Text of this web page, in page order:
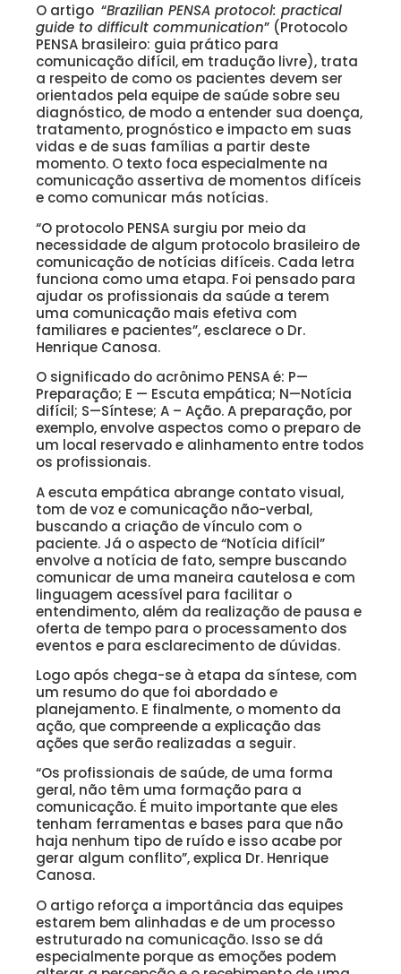
O artigo “Brazilian PENSA protocol: practical
guide to difficult communication” (Protocolo
PENSA brasileiro: guia prático para
comunicação difícil, em tradução livre), trata
a respeito de como os pacientes devem ser
orientados pela equipe de saúde sobre seu
diagnóstico, de modo a entender sua doença,
tratamento, prognóstico e impacto em suas
vidas e de suas famílias a partir deste
momento. O texto foca especialmente na
comunicação assertiva de momentos difíceis
e como comunicar más notícias.
“O protocolo PENSA surgiu por meio da
necessidade de algum protocolo brasileiro de
comunicação de notícias difíceis. Cada letra
funciona como uma etapa. Foi pensado para
ajudar os profissionais da saúde a terem
uma comunicação mais efetiva com
familiares e pacientes”, esclarece o Dr.
Henrique Canosa.
O significado do acrônimo PENSA é: P—
Preparação; E — Escuta empática; N—Notícia
difícil; S—Síntese; A – Ação. A preparação, por
exemplo, envolve aspectos como o preparo de
um local reservado e alinhamento entre todos
os profissionais.
A escuta empática abrange contato visual,
tom de voz e comunicação não-verbal,
buscando a criação de vínculo com o
paciente. Já o aspecto de “Notícia difícil”
envolve a notícia de fato, sempre buscando
comunicar de uma maneira cautelosa e com
linguagem acessível para facilitar o
entendimento, além da realização de pausa e
oferta de tempo para o processamento dos
eventos e para esclarecimento de dúvidas.
Logo após chega-se à etapa da síntese, com
um resumo do que foi abordado e
planejamento. E finalmente, o momento da
ação, que compreende a explicação das
ações que serão realizadas a seguir.
“Os profissionais de saúde, de uma forma
geral, não têm uma formação para a
comunicação. É muito importante que eles
tenham ferramentas e bases para que não
haja nenhum tipo de ruído e isso acabe por
gerar algum conflito”, explica Dr. Henrique
Canosa.
O artigo reforça a importância das equipes
estarem bem alinhadas e de um processo
estruturado na comunicação. Isso se dá
especialmente porque as emoções podem